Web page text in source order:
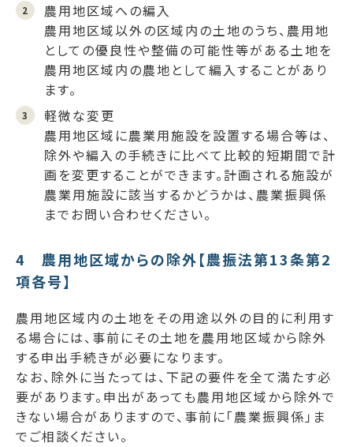
農用地区域への編入
農用地区域以外の区域内の土地のうち、農用地
としての優良性や整備の可能性等がある土地を
農用地区域内の農地として編入することがあり
ます。
軽微な変更
農用地区域に農業用施設を設置する場合等は、
除外や編入の手続きに比べて比較的短期間で計
画を変更することができます。計画される施設が
農業用施設に該当するかどうかは、農業振興係
までお問い合わせください。
4 農用地区域からの除外【農振法第13条第2
項各号】
農用地区域内の土地をその用途以外の目的に利用す
る場合には、事前にその土地を農用地区域から除外
する申出手続きが必要になります。
なお、除外に当たっては、下記の要件を全て満たす必
要があります。申出があっても農用地区域から除外で
きない場合がありますので、事前に「農業振興係」ま
でご相談ください。